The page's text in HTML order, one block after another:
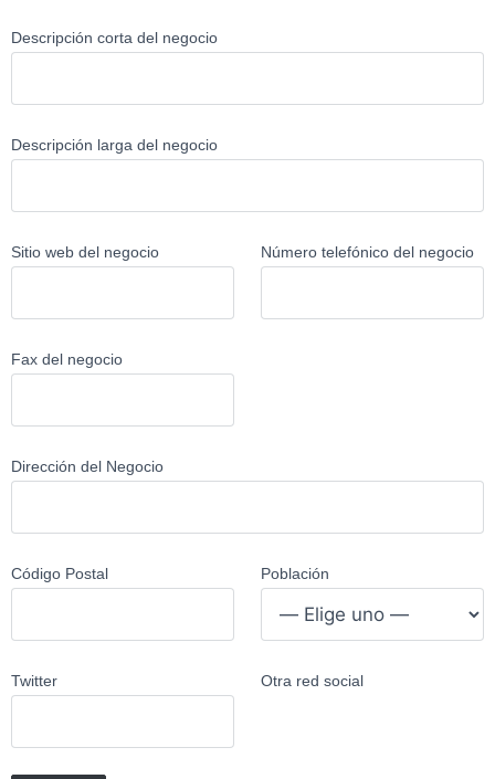
Descripción corta del negocio
Descripción larga del negocio
Sitio web del negocio Número telefónico del negocio
Fax del negocio
Dirección del Negocio
Código Postal Población
Twitter Otra red social